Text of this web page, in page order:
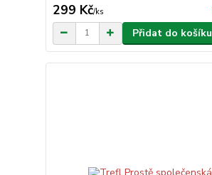
299 Kč/ks
Přidat do košíku